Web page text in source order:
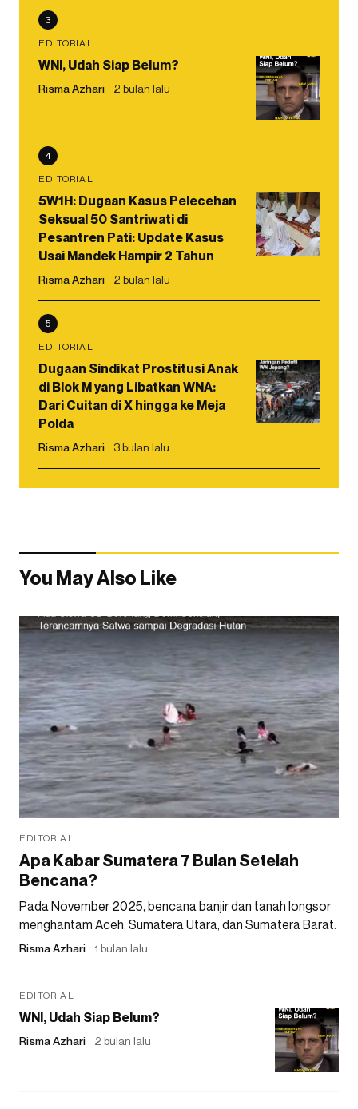
3
EDITORIAL
WNI, Udah Siap Belum?
Risma Azhari 2 bulan lalu
4
EDITORIAL
5W1H: Dugaan Kasus Pelecehan
Seksual 50 Santriwati di
Pesantren Pati: Update Kasus
Usai Mandek Hampir 2 Tahun
Risma Azhari 2 bulan lalu
5
EDITORIAL
Dugaan Sindikat Prostitusi Anak
di Blok M yang Libatkan WNA:
Dari Cuitan di X hingga ke Meja
Polda
Risma Azhari 3 bulan lalu
You May Also Like
EDITORIAL
Apa Kabar Sumatera 7 Bulan Setelah
Bencana?
Pada November 2025, bencana banjir dan tanah longsor
menghantam Aceh, Sumatera Utara, dan Sumatera Barat.
Risma Azhari 1 bulan lalu
EDITORIAL
WNI, Udah Siap Belum?
Risma Azhari 2 bulan lalu